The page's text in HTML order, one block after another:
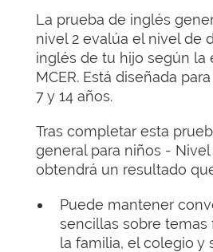
La prueba de inglés
nivel 2 evalúa el nivel de
inglés de tu hijo según la
MCER. Está diseñada
7 y 14 años.
Tras completar esta
general para niños - Nivel
obtendrá un resultado
Puede mantener
sencillas sobre temas
la familia, el colegio y